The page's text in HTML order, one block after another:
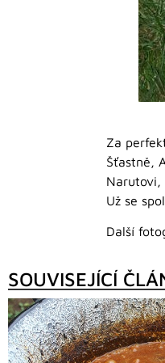
Za
Šťastně,
Narutovi,
Už se
Další
SOUVISEJÍCÍ